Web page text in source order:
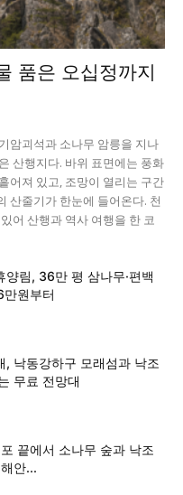
품은 오십정까지
암괴석과 소나무 암릉을 지나
산행지다. 바위 표면에는 풍화
어져 있고, 조망이 열리는 구간
산줄기가 한눈에 들어온다. 천
어 산행과 역사 여행을 한 코
양림, 36만 평 삼나무·편백
원부터
, 낙동강하구 모래섬과 낙조
무료 전망대
끝에서 소나무 숲과 낙조
안...